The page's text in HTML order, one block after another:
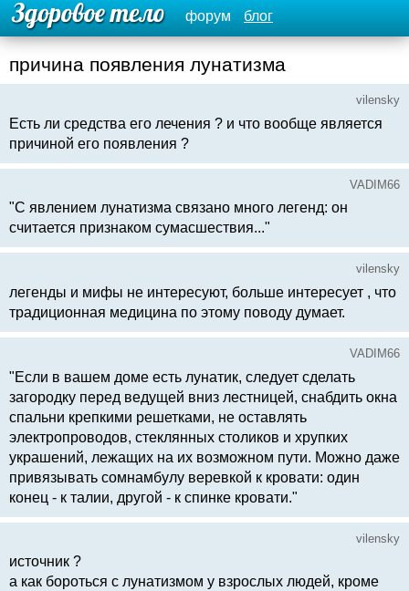
форум блог
причина появления лунатизма
vilensky
Есть ли средства его лечения ? и что вообще является
причиной его появления ?
VADIM66
"С явлением лунатизма связано много легенд: он
считается признаком сумасшествия..."
vilensky
легенды и мифы не интересуют, больше интересует , что
традиционная медицина по этому поводу думает.
VADIM66
"Если в вашем доме есть лунатик, следует сделать
загородку перед ведущей вниз лестницей, снабдить окна
спальни крепкими решетками, не оставлять
электропроводов, стеклянных столиков и хрупких
украшений, лежащих на их возможном пути. Можно даже
привязывать сомнамбулу веревкой к кровати: один
конец - к талии, другой - к спинке кровати."
vilensky
источник ?
а как бороться с лунатизмом у взрослых людей, кроме